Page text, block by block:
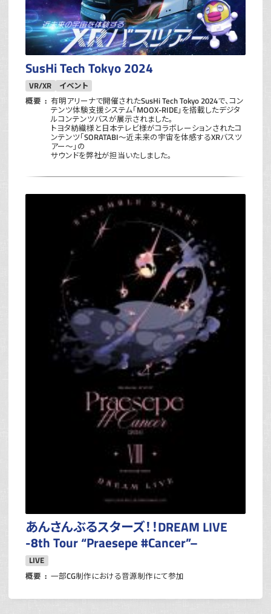
SusHi Tech Tokyo 2024
VR/XR
イベント
概要
有明アリーナで開催されたSusHi Tech Tokyo 2024で、コン
テンツ体験支援システム「MOOX-RIDE」を搭載したデジタ
ルコンテンツバスが展示されました。
トヨタ紡織様と日本テレビ様がコラボレーションされたコ
ンテンツ「SORATABI〜近未来の宇宙を体感するXRバスツ
アー〜」の
サウンドを弊社が担当いたしました。
あんさんぶるスターズ！！DREAM LIVE
-8th Tour “Praesepe #Cancer”–
LIVE
概要
一部CG制作における音源制作にて参加